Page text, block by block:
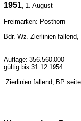
1951, 1. August
Freimarken: Posthorn
Bdr. Wz. Zierlinien fallend,
Auflage: 356.560.000
gültig bis 31.12.1954
Zierlinien fallend, BP